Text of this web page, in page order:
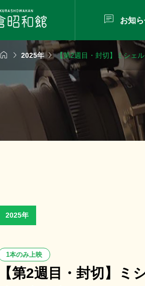
 お知
  2025年【第2週目・封切】ミシェ
2025年
1本のみ上映
【第2週目・封切】ミ